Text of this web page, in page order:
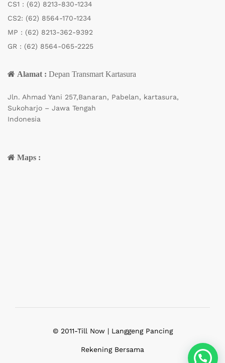
CS1 : (62) 8213-830-1234
CS2: (62) 8564-170-1234
MP : (62) 8213-362-9392
GR : (62) 8564-065-2225
Alamat : Depan Transmart Kartasura
Jln. Ahmad Yani 257,Banaran, Pabelan, kartasura,
Sukoharjo – Jawa Tengah
Indonesia
Maps :
© 2011-Till Now | Langgeng Pancing
Rekening Bersama